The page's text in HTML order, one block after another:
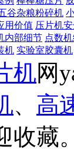
谷杂粮粉碎机
用价值 压片机
内部细节 点数
机 实验室胶囊机
机网
、 高
收藏